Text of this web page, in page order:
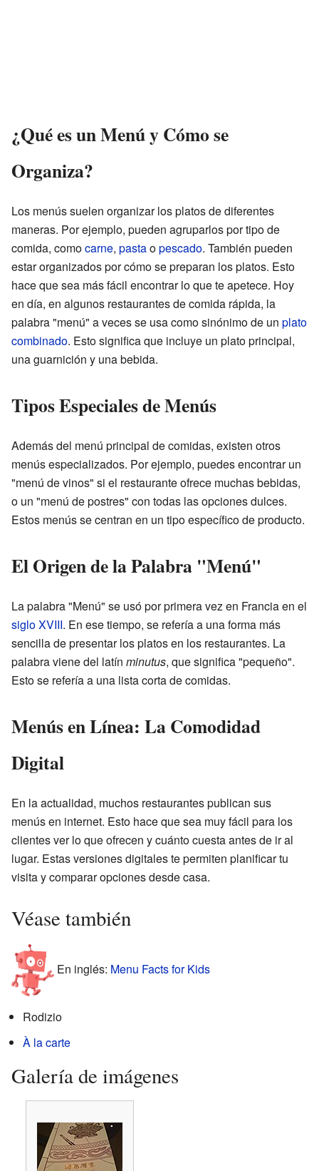
¿Qué es un Menú y Cómo se
Organiza?
Los menús suelen organizar los platos de diferentes
maneras. Por ejemplo, pueden agruparlos por tipo de
comida, comocarne, pastaopescado. También pueden
estar organizados por cómo se preparan los platos. Esto
hace que sea más fácil encontrar lo que te apetece. Hoy
en día, en algunos restaurantes de comida rápida, la
palabra "menú" a veces se usa como sinónimo de un plato
combinado. Esto significa que incluye un plato principal,
una guarnición y una bebida.
Tipos Especiales de Menús
Además del menú principal de comidas, existen otros
menús especializados. Por ejemplo, puedes encontrar un
"menú de vinos" si el restaurante ofrece muchas bebidas,
o un "menú de postres" con todas las opciones dulces.
Estos menús se centran en un tipo específico de producto.
El Origen de la Palabra "Menú"
La palabra "Menú" se usó por primera vez en Francia en el
siglo XVIII. En ese tiempo, se refería a una forma más
sencilla de presentar los platos en los restaurantes. La
palabra viene del latín minutus, que significa "pequeño".
Esto se refería a una lista corta de comidas.
Menús en Línea: La Comodidad
Digital
En la actualidad, muchos restaurantes publican sus
menús en internet. Esto hace que sea muy fácil para los
clientes ver lo que ofrecen y cuánto cuesta antes de ir al
lugar. Estas versiones digitales te permiten planificar tu
visita y comparar opciones desde casa.
Véase también
En inglés: Menu Facts for Kids
Rodizio
À la carte
Galería de imágenes